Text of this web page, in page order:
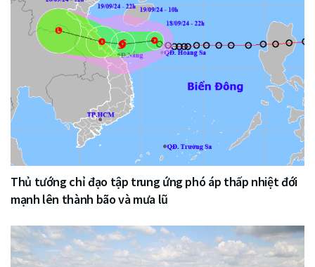
Thủ tướng chỉ đạo tập trung ứng phó áp thấp nhiệt đới
mạnh lên thành bão và mưa lũ